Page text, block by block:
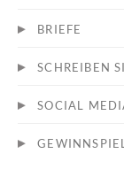
BRIEFE
SCHREIBEN
SOCIAL